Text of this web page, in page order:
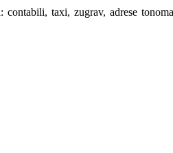
taxi, zugrav, adrese